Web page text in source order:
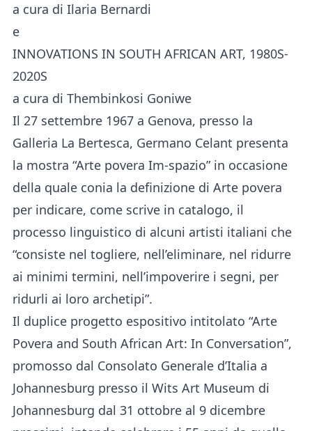
a cura di Ilaria Bernardi
e
INNOVATIONS IN SOUTH AFRICAN ART, 1980S-
2020S
a cura di Thembinkosi Goniwe
Il 27 settembre 1967 a Genova, presso la
Galleria La Bertesca, Germano Celant presenta
la mostra “Arte povera Im-spazio” in occasione
della quale conia la definizione di Arte povera
per indicare, come scrive in catalogo, il
processo linguistico di alcuni artisti italiani che
“consiste nel togliere, nell’eliminare, nel ridurre
ai minimi termini, nell’impoverire i segni, per
ridurli ai loro archetipi”.
Il duplice progetto espositivo intitolato “Arte
Povera and South African Art: In Conversation”,
promosso dal Consolato Generale d’Italia a
Johannesburg presso il Wits Art Museum di
Johannesburg dal 31 ottobre al 9 dicembre